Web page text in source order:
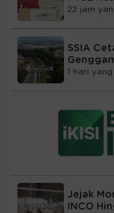
22 jam
SSIA
1 hari
Jejak
INCO